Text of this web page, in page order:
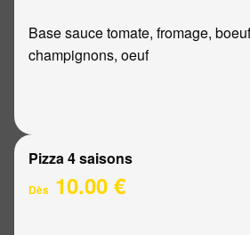
Base sauce tomate, fromage,
champignons, oeuf
Pizza 4 saisons
Dès 10.00 €